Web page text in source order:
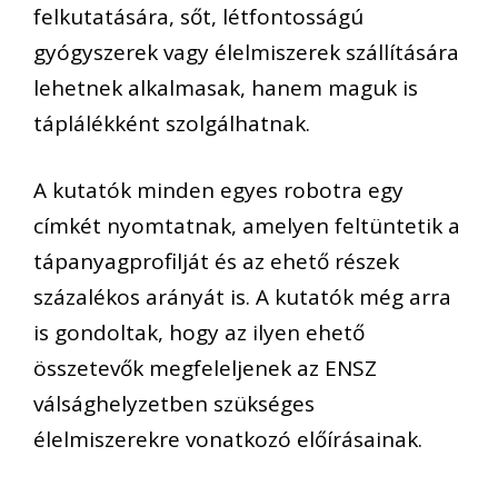
felkutatására, sőt, létfontosságú
gyógyszerek vagy élelmiszerek szállítására
lehetnek alkalmasak, hanem maguk is
táplálékként szolgálhatnak.
A kutatók minden egyes robotra egy
címkét nyomtatnak, amelyen feltüntetik a
tápanyagprofilját és az ehető részek
százalékos arányát is. A kutatók még arra
is gondoltak, hogy az ilyen ehető
összetevők megfeleljenek az ENSZ
válsághelyzetben szükséges
élelmiszerekre vonatkozó előírásainak.